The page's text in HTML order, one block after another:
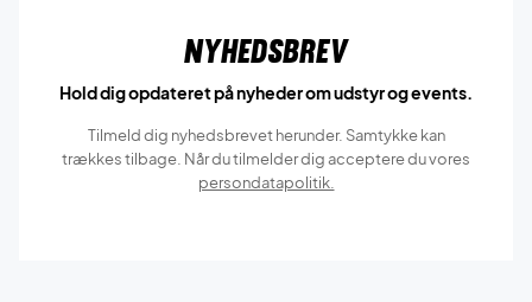
Nyhedsbrev
Hold dig opdateret på nyheder om udstyr og events.
Tilmeld dig nyhedsbrevet herunder. Samtykke kan
trækkes tilbage. Når du tilmelder dig acceptere du vores
persondatapolitik.